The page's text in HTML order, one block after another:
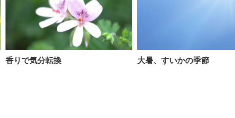
香りで気分転換 大暑、すいかの季節